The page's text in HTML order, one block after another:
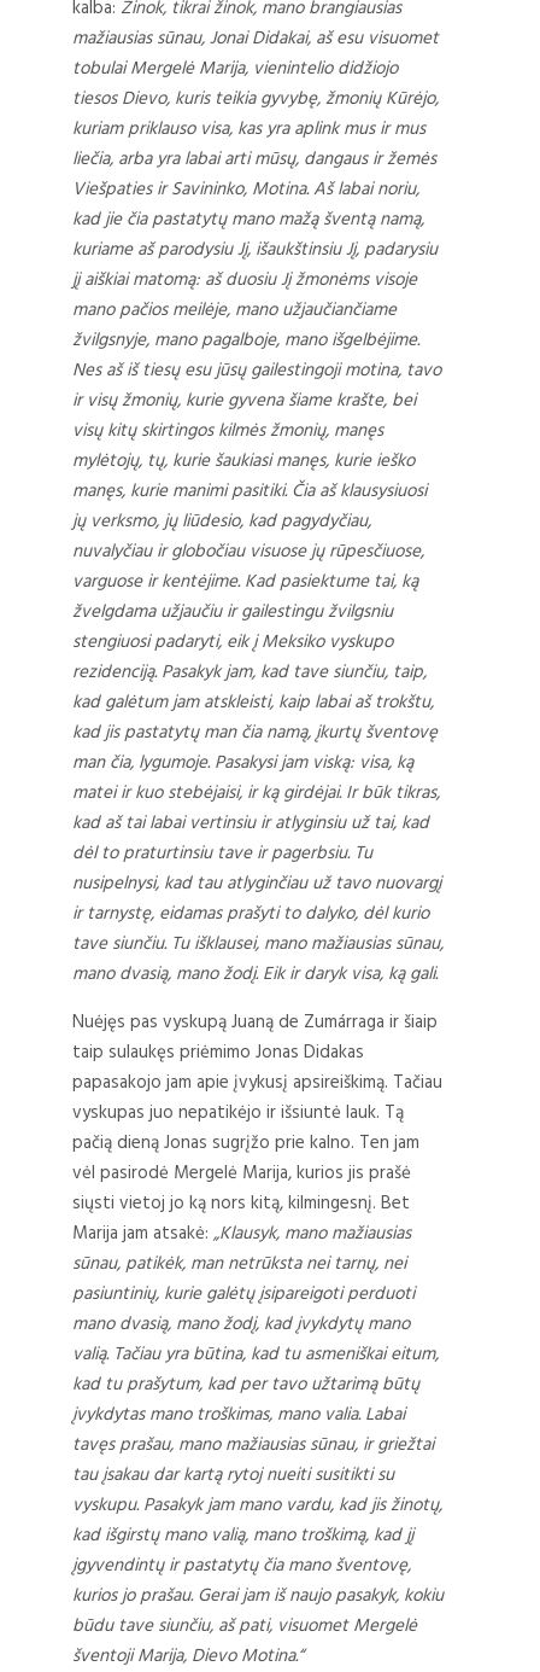
kalba: Žinok, tikrai žinok, mano brangiausias
mažiausias sūnau, Jonai Didakai, aš esu visuomet
tobulai Mergelė Marija, vienintelio didžiojo
tiesos Dievo, kuris teikia gyvybę, žmonių Kūrėjo,
kuriam priklauso visa, kas yra aplink mus ir mus
liečia, arba yra labai arti mūsų, dangaus ir žemės
Viešpaties ir Savininko, Motina. Aš labai noriu,
kad jie čia pastatytų mano mažą šventą namą,
kuriame aš parodysiu Jį, išaukštinsiu Jį, padarysiu
jį aiškiai matomą: aš duosiu Jį žmonėms visoje
mano pačios meilėje, mano užjaučiančiame
žvilgsnyje, mano pagalboje, mano išgelbėjime.
Nes aš iš tiesų esu jūsų gailestingoji motina, tavo
ir visų žmonių, kurie gyvena šiame krašte, bei
visų kitų skirtingos kilmės žmonių, manęs
mylėtojų, tų, kurie šaukiasi manęs, kurie ieško
manęs, kurie manimi pasitiki. Čia aš klausysiuosi
jų verksmo, jų liūdesio, kad pagydyčiau,
nuvalyčiau ir globočiau visuose jų rūpesčiuose,
varguose ir kentėjime. Kad pasiektume tai, ką
žvelgdama užjaučiu ir gailestingu žvilgsniu
stengiuosi padaryti, eik į Meksiko vyskupo
rezidenciją. Pasakyk jam, kad tave siunčiu, taip,
kad galėtum jam atskleisti, kaip labai aš trokštu,
kad jis pastatytų man čia namą, įkurtų šventovę
man čia, lygumoje. Pasakysi jam viską: visa, ką
matei ir kuo stebėjaisi, ir ką girdėjai. Ir būk tikras,
kad aš tai labai vertinsiu ir atlyginsiu už tai, kad
dėl to praturtinsiu tave ir pagerbsiu. Tu
nusipelnysi, kad tau atlyginčiau už tavo nuovargį
ir tarnystę, eidamas prašyti to dalyko, dėl kurio
tave siunčiu. Tu išklausei, mano mažiausias sūnau,
mano dvasią, mano žodį. Eik ir daryk visa, ką gali.
Nuėjęs pas vyskupą Juaną de Zumárraga ir šiaip
taip sulaukęs priėmimo Jonas Didakas
papasakojo jam apie įvykusį apsireiškimą. Tačiau
vyskupas juo nepatikėjo ir išsiuntė lauk. Tą
pačią dieną Jonas sugrįžo prie kalno. Ten jam
vėl pasirodė Mergelė Marija, kurios jis prašė
siųsti vietoj jo ką nors kitą, kilmingesnį. Bet
Marija jam atsakė:„Klausyk, mano mažiausias
sūnau, patikėk, man netrūksta nei tarnų, nei
pasiuntinių, kurie galėtų įsipareigoti perduoti
mano dvasią, mano žodį, kad įvykdytų mano
valią. Tačiau yra būtina, kad tu asmeniškai eitum,
kad tu prašytum, kad per tavo užtarimą būtų
įvykdytas mano troškimas, mano valia. Labai
tavęs prašau, mano mažiausias sūnau, ir griežtai
tau įsakau dar kartą rytoj nueiti susitikti su
vyskupu. Pasakyk jam mano vardu, kad jis žinotų,
kad išgirstų mano valią, mano troškimą, kad jį
įgyvendintų ir pastatytų čia mano šventovę,
kurios jo prašau. Gerai jam iš naujo pasakyk, kokiu
būdu tave siunčiu, aš pati, visuomet Mergelė
šventoji Marija, Dievo Motina.“